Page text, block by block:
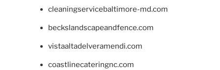
cleaningservicebaltimore-md.com
beckslandscapeandfence.com
vistaaltadelveramendi.com
coastlinecateringnc.com